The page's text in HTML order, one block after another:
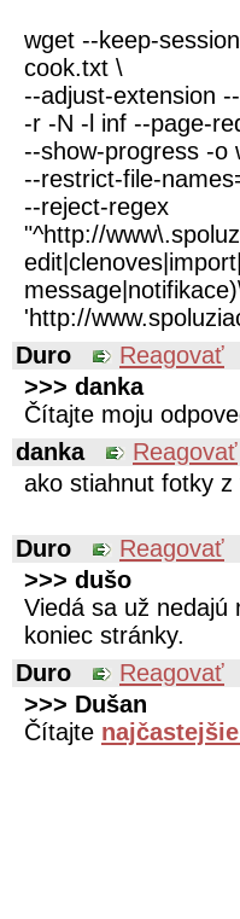
wget --keep-
cook.txt \
--adjust-extension
-r -N -l inf --page-
--show-progress -o
--restrict-file-
--reject-regex
"^http://
'http://
Duro
Reagovať
>>> danka
Čítajte moju
danka
Reagovať
ako stiahnut fotky z
Duro
Reagovať
>>> dušo
Viedá sa už
koniec stránky.
Duro
Reagovať
>>> Dušan
Čítajte